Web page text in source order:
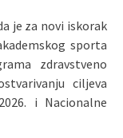
je za novi iskorak
sporta
zdravstveno
ciljeva
i Nacionalne